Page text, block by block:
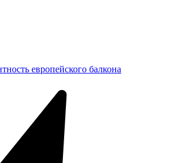
европейского балкона